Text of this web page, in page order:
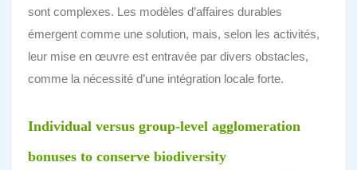
sont complexes. Les modèles d’affaires durables
émergent comme une solution, mais, selon les activités,
leur mise en œuvre est entravée par divers obstacles,
comme la nécessité d’une intégration locale forte.
Individual versus group-level agglomeration
bonuses to conserve biodiversity